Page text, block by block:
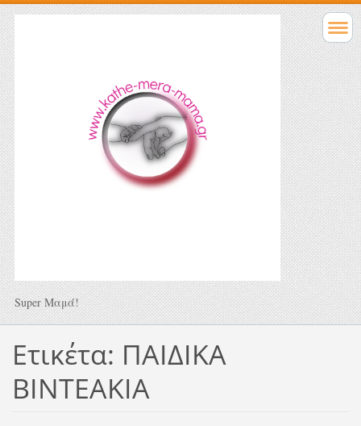
Super Μαμά!
Ετικέτα: ΠΑΙΔΙΚΑ
ΒΙΝΤΕΑΚΙΑ